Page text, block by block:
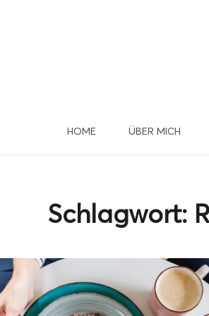
HOME ÜBER MICH
Schlagwort: